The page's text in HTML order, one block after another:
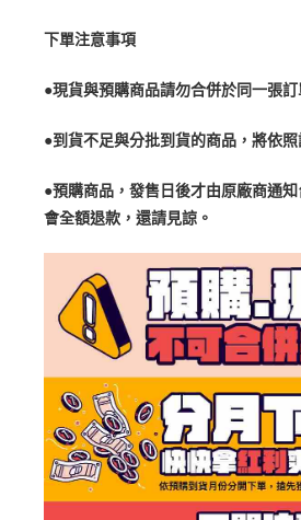
下單注意事項
●現貨與預購商品請勿合併於同一張訂
●到貨不足與分批到貨的商品，將依
●預購商品，發售日後才由原廠商通
會全額退款，還請見諒。